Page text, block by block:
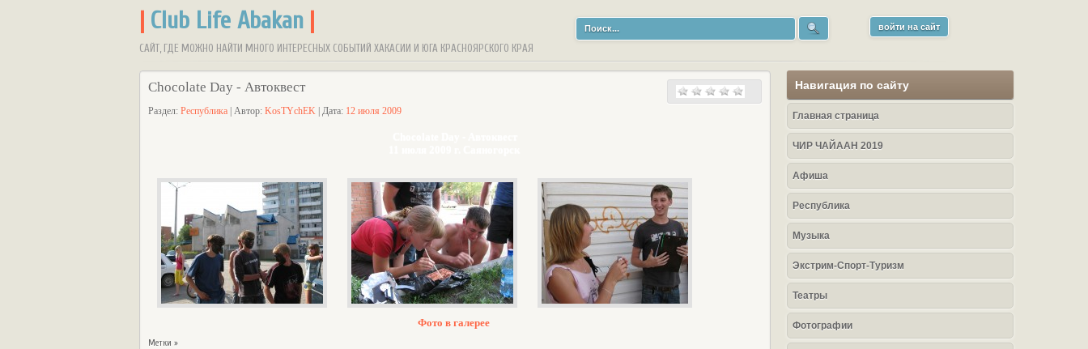
Club Life Abakan
САЙТ, ГДЕ МОЖНО НАЙТИ МНОГО ИНТЕРЕСНЫХ СОБЫТИЙ ХАКАСИИ И ЮГА КРАСНОЯРСКОГО КРАЯ
войти на сайт
Chocolate Day - Автоквест
Раздел: Республика | Автор: KosTYchEK | Дата: 12 июля 2009
Фото в галерее
Метки »
Навигация по сайту
Главная страница
ЧИР ЧАЙААН 2019
Афиша
Республика
Музыка
Экстрим-Спорт-Туризм
Театры
Фотографии